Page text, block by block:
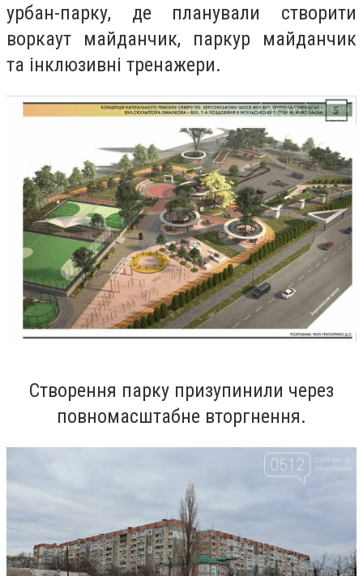
урбан-парку, де планували створити
воркаут майданчик, паркур майданчик
та інклюзивні тренажери.
Створення парку призупинили через
повномасштабне вторгнення.